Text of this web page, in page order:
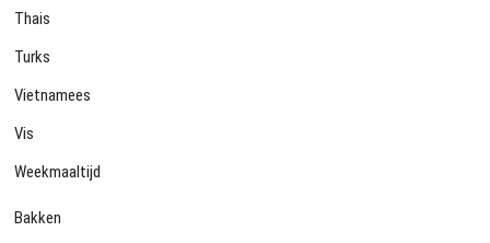
Thais
Turks
Vietnamees
Vis
Weekmaaltijd
Bakken